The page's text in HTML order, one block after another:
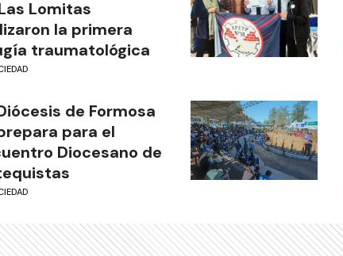
Lomitas
la primera
traumatológica
de Formosa
para el
Diocesano de